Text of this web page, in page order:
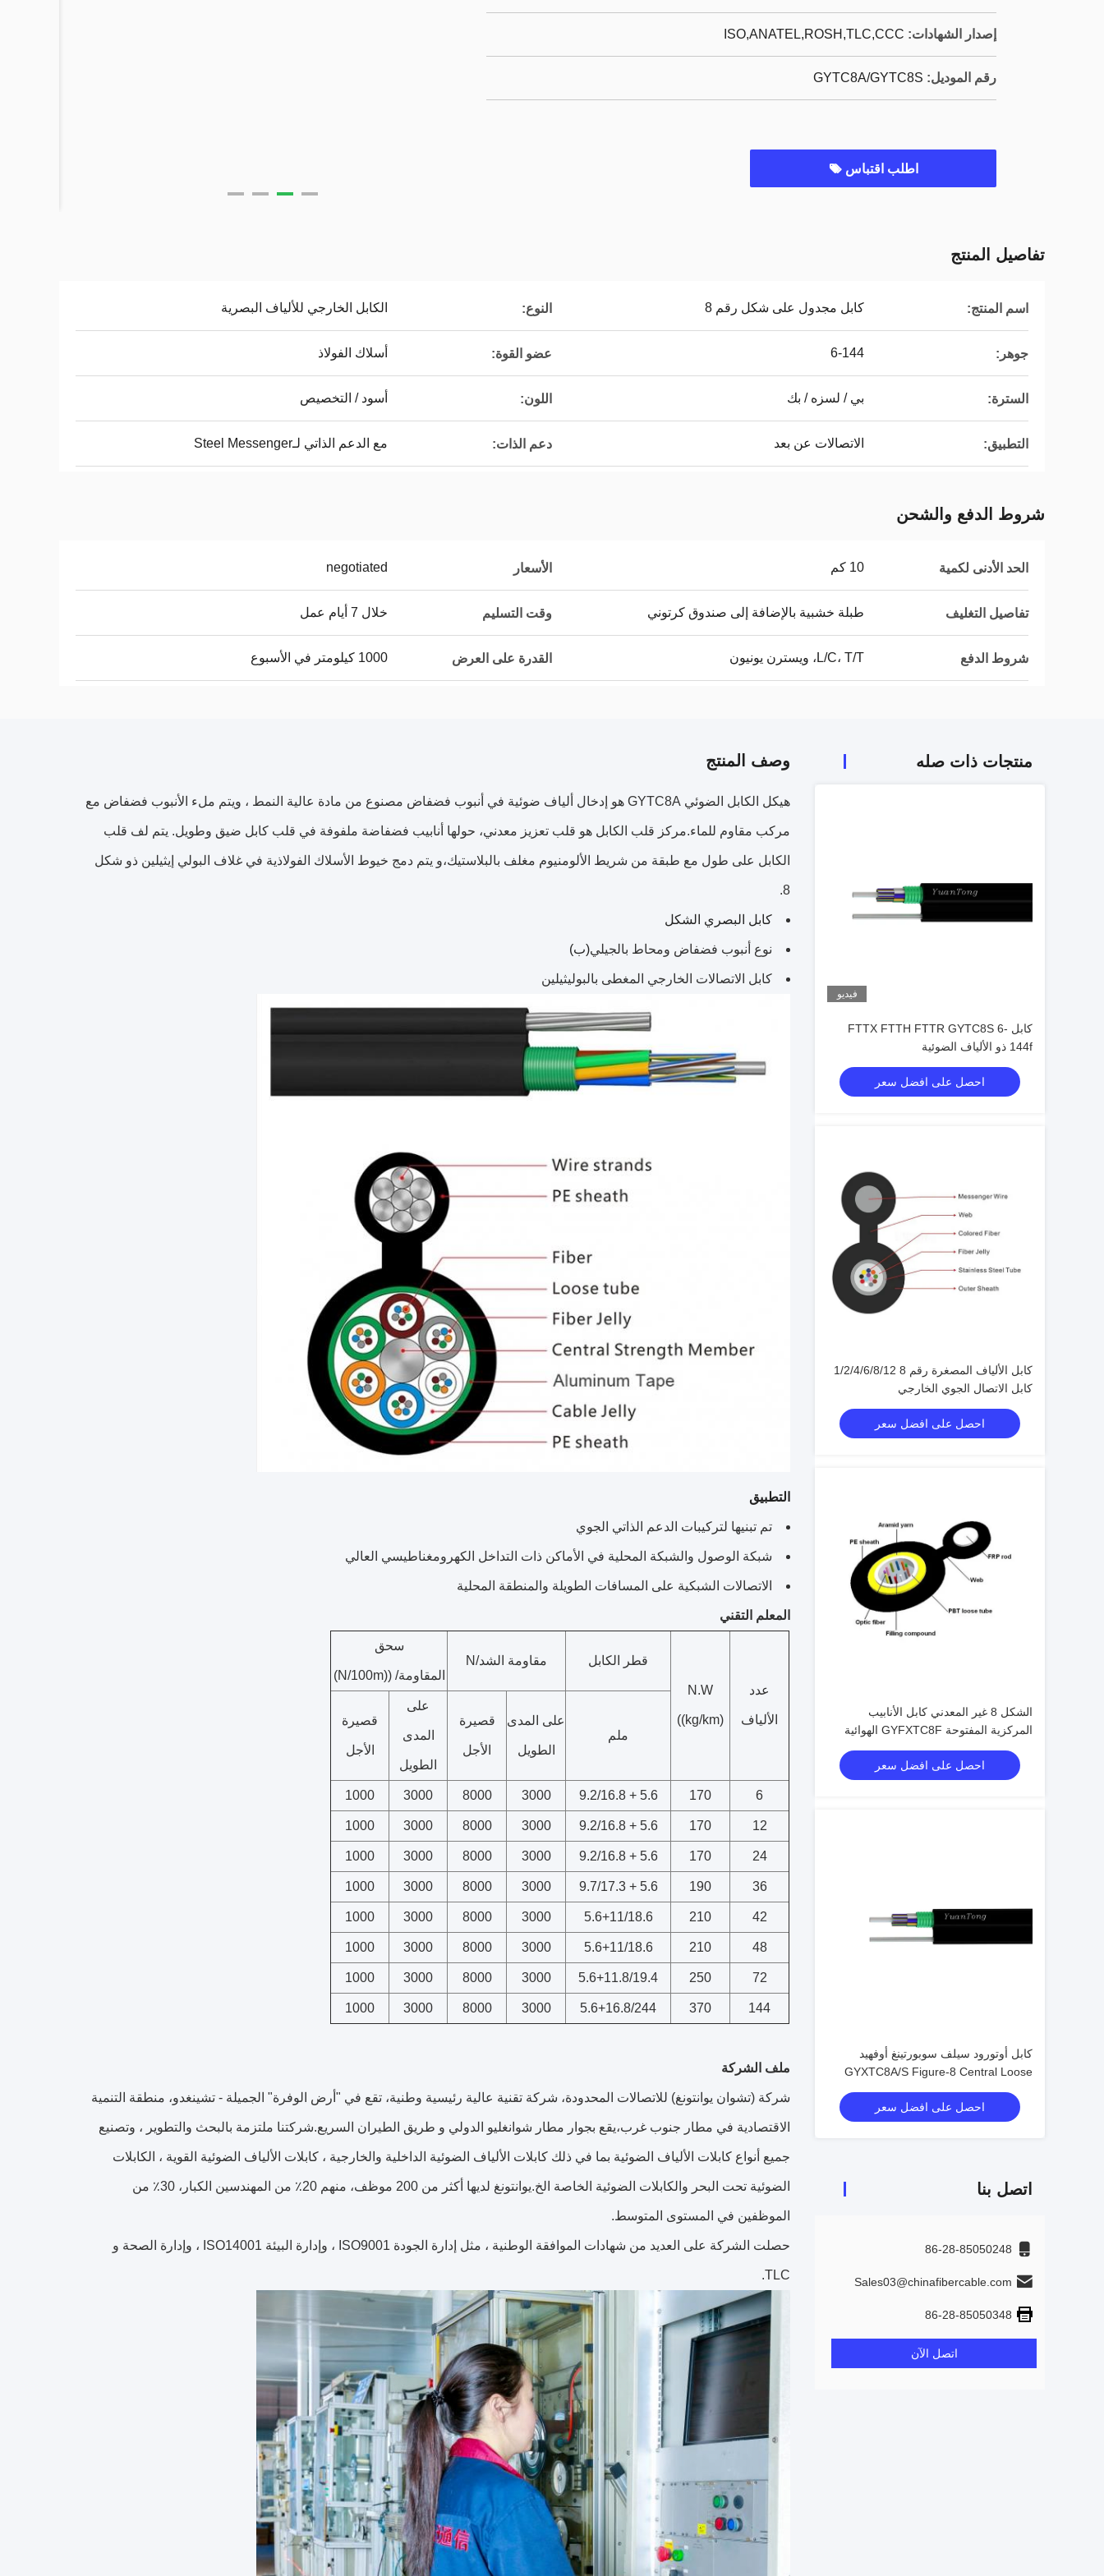
إصدار الشهادات: ISO,ANATEL,ROSH,TLC,CCC
رقم الموديل: GYTC8A/GYTC8S
اطلب اقتباس
تفاصيل المنتج
اسم المنتج: كابل مجدول على شكل رقم 8 النوع: الكابل الخارجي للألياف البصرية
جوهر: 6-144 عضو القوة: أسلاك الفولاذ
السترة: بي / لسزه / بك اللون: أسود / التخصيص
التطبيق: الاتصالات عن بعد دعم الذات: مع الدعم الذاتي لـSteel Messenger
شروط الدفع والشحن
الحد الأدنى لكمية 10 كم الأسعار negotiated
تفاصيل التغليف طبلة خشبية بالإضافة إلى صندوق كرتوني وقت التسليم خلال 7 أيام عمل
شروط الدفع L/C، T/T، ويسترن يونيون القدرة على العرض 1000 كيلومتر في الأسبوع
منتجات ذات صله
فيديو
كابل FTTX FTTH FTTR GYTC8S 6-
144f ذو الألياف الضوئية
احصل على افضل سعر
كابل الألياف المصغرة رقم 8 1/2/4/6/8/12
كابل الاتصال الجوي الخارجي
احصل على افضل سعر
الشكل 8 غير المعدني كابل الأنابيب
المركزية المفتوحة GYFXTC8F الهوائية
الخارجية
احصل على افضل سعر
كابل أوتورود سيلف سوبورتينغ أوفهيد
GYXTC8A/S Figure-8 Central Loose
Tube Cable
احصل على افضل سعر
اتصل بنا
86-28-85050248
Sales03@chinafibercable.com
86-28-85050348
اتصل الآن
وصف المنتج
هيكل الكابل الضوئي GYTC8A هو إدخال ألياف ضوئية في أنبوب فضفاض مصنوع من مادة عالية النمط ، ويتم ملء الأنبوب فضفاض مع
مركب مقاوم للماء.مركز قلب الكابل هو قلب تعزيز معدني، حولها أنابيب فضفاضة ملفوفة في قلب كابل ضيق وطويل. يتم لف قلب
الكابل على طول مع طبقة من شريط الألومنيوم مغلف بالبلاستيك،و يتم دمج خيوط الأسلاك الفولاذية في غلاف البولي إيثيلين ذو شكل
8.
كابل البصري الشكل
نوع أنبوب فضفاض ومحاط بالجيلي(ب)
كابل الاتصالات الخارجي المغطى بالبوليثيلين
التطبيق
تم تبنيها لتركيبات الدعم الذاتي الجوي
شبكة الوصول والشبكة المحلية في الأماكن ذات التداخل الكهرومغناطيسي العالي
الاتصالات الشبكية على المسافات الطويلة والمنطقة المحلية
المعلم التقني
عدد
الألياف
N.W
((kg/km)
قطر الكابل مقاومة الشد/N
سحق
المقاومة/ ((N/100m)
ملم
على المدى
الطويل
قصيرة
الأجل
على
المدى
الطويل
قصيرة
الأجل
6
170
5.6 + 9.2/16.8
3000
8000
3000
1000
12
170
5.6 + 9.2/16.8
3000
8000
3000
1000
24
170
5.6 + 9.2/16.8
3000
8000
3000
1000
36
190
5.6 + 9.7/17.3
3000
8000
3000
1000
42
210
5.6+11/18.6
3000
8000
3000
1000
48
210
5.6+11/18.6
3000
8000
3000
1000
72
250
5.6+11.8/19.4
3000
8000
3000
1000
144
370
5.6+16.8/244
3000
8000
3000
1000
ملف الشركة
شركة (تشوان يوانتونغ) للاتصالات المحدودة، شركة تقنية عالية رئيسية وطنية، تقع في "أرض الوفرة" الجميلة - تشينغدو، منطقة التنمية
الاقتصادية في مطار جنوب غرب،يقع بجوار مطار شوانغليو الدولي و طريق الطيران السريع.شركتنا ملتزمة بالبحث والتطوير ، وتصنيع
جميع أنواع كابلات الألياف الضوئية بما في ذلك كابلات الألياف الضوئية الداخلية والخارجية ، كابلات الألياف الضوئية القوية ، الكابلات
الضوئية تحت البحر والكابلات الضوئية الخاصة الخ. يوانتونغ لديها أكثر من 200 موظف، منهم 20٪ من المهندسين الكبار، 30٪ من
الموظفين في المستوى المتوسط.
حصلت الشركة على العديد من شهادات الموافقة الوطنية ، مثل إدارة الجودة ISO9001 ، وإدارة البيئة ISO14001 ، وإدارة الصحة و
TLC.